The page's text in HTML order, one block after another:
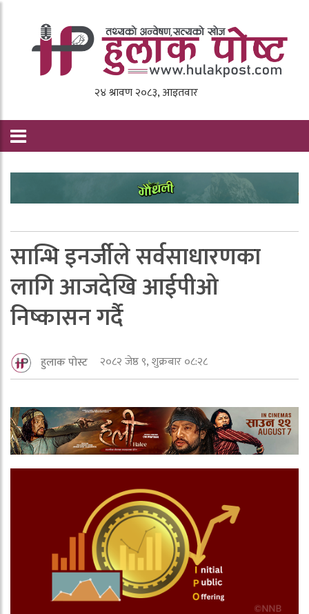
सान्भि इनर्जीले सर्वसाधारणका
लागि आजदेखि आईपीओ
निष्कासन गर्दै
हुलाक पोस्ट २०८२ जेष्ठ ९, शुक्रबार ०८:२८